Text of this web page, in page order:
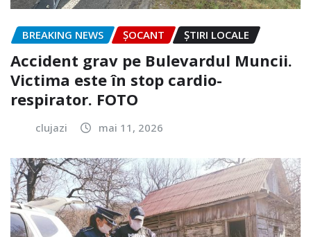
BREAKING NEWS ȘOCANT ȘTIRI LOCALE
Accident grav pe Bulevardul Muncii.
Victima este în stop cardio-
respirator. FOTO
clujazi mai 11, 2026